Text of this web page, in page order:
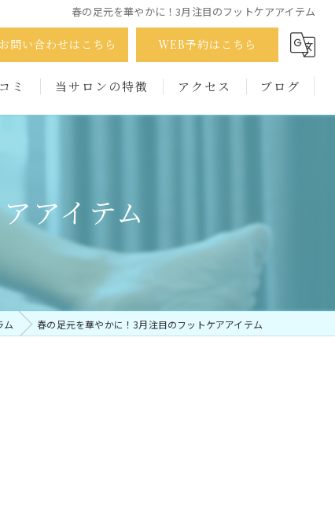
春の足元を華やかに！3月注目のフットケアアイテム
お問い合わせはこちら WEB予約はこちら
ミ 当サロンの特徴
かかと
男性
アクセス ブログ
アイテム
ム 春の足元を華やかに！3月注目のフットケアアイテム